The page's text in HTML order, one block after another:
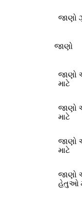
જાણો
જાણો
જાણો
માટે
જાણો
માટે
જાણો
માટે
જાણો
હેતુઓ